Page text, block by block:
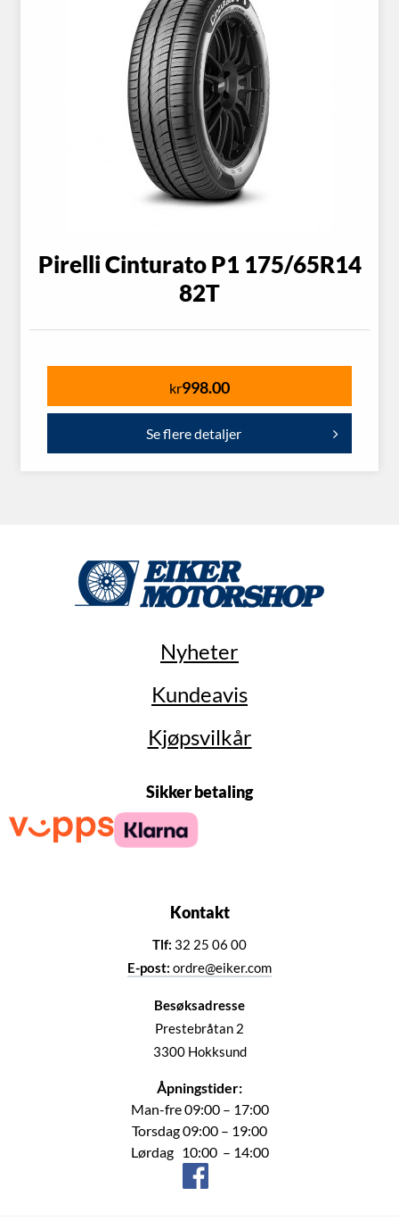
Pirelli Cinturato P1 175/65R14
82T
kr998.00
Se flere detaljer
Nyheter
Kundeavis
Kjøpsvilkår
Sikker betaling
Kontakt
Tlf: 32 25 06 00
E-post: ordre@eiker.com
Besøksadresse
Prestebråtan 2
3300 Hokksund
Åpningstider:
Man-fre 09:00 – 17:00
Torsdag 09:00 – 19:00
Lørdag 10:00 – 14:00